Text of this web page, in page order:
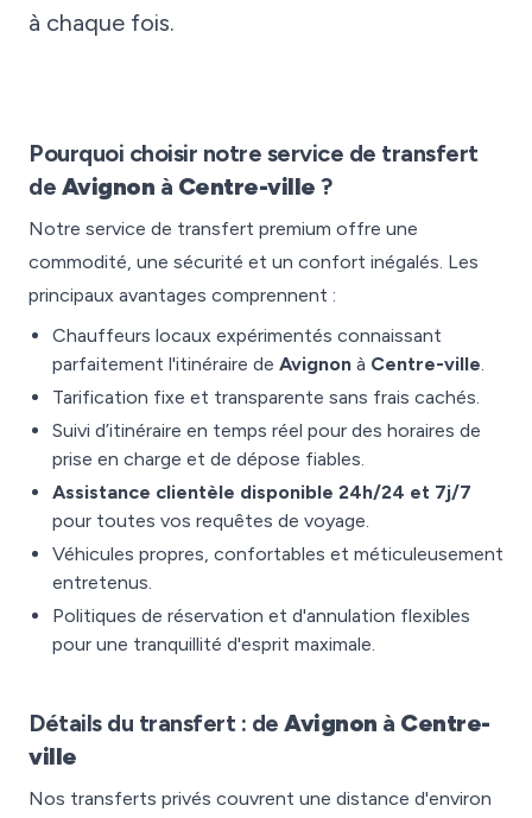
à chaque fois.
Pourquoi choisir notre service de transfert
de Avignon à Centre-ville ?
Notre service de transfert premium offre une
commodité, une sécurité et un confort inégalés. Les
principaux avantages comprennent :
Chauffeurs locaux expérimentés connaissant
parfaitement l'itinéraire de Avignon à Centre-ville.
Tarification fixe et transparente sans frais cachés.
Suivi d’itinéraire en temps réel pour des horaires de
prise en charge et de dépose fiables.
Assistance clientèle disponible 24h/24 et 7j/7
pour toutes vos requêtes de voyage.
Véhicules propres, confortables et méticuleusement
entretenus.
Politiques de réservation et d'annulation flexibles
pour une tranquillité d'esprit maximale.
Détails du transfert : de Avignon à Centre-
ville
Nos transferts privés couvrent une distance d'environ